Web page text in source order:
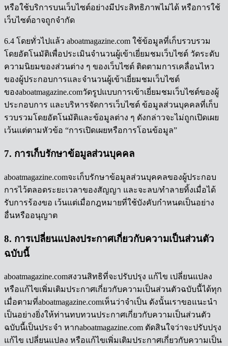
หรือใช้บริการบนเว็บไซต์อย่างมีประสิทธิภาพไม่ได้ หรือการใช้
เว็บไซต์อาจถูกจำกัด
6.4 โดยทั่วไปแล้ว aboatmagazine.com ใช้ข้อมูลที่เก็บรวบรวม
โดยอัตโนมัติเพื่อประเมินจำนวนผู้เข้าเยี่ยมชมเว็บไซต์ วัดระดับ
ความนิยมของส่วนต่าง ๆ ของเว็บไซต์ ติดตามการเคลื่อนไหว
ของผู้ประกอบการและจำนวนผู้เข้าเยี่ยมชมเว็บไซต์
ของaboatmagazine.comวัดรูปแบบการเข้าเยี่ยมชมเว็บไซต์ของผู้
ประกอบการ และบริหารจัดการเว็บไซต์ ข้อมูลส่วนบุคคลที่เก็บ
รวบรวมโดยอัตโนมัติและข้อมูลต่าง ๆ ดังกล่าวจะไม่ถูกเปิดเผย
เว้นแต่ตามหัวข้อ “การเปิดเผยหรือการโอนข้อมูล”
7. การเก็บรักษาข้อมูลส่วนบุคคล
aboatmagazine.comจะเก็บรักษาข้อมูลส่วนบุคคลของผู้ประกอบ
การไว้ตลอดระยะเวลาของสัญญา และจะลบ/ทำลายทิ้งเมื่อได้
รับการร้องขอ เว้นแต่เมื่อกฎหมายที่ใช้บังคับกำหนดเป็นอย่าง
อื่นหรืออนุญาต
8. การเปลี่ยนแปลงประกาศเกี่ยวกับความเป็นส่วนตัว
ฉบับนี้
aboatmagazine.comสงวนสิทธิที่จะปรับปรุง แก้ไข เปลี่ยนแปลง
หรือแก้ไขเพิ่มเติมประกาศเกี่ยวกับความเป็นส่วนตัวฉบับนี้ได้ทุก
เมื่อตามที่aboatmagazine.comเห็นว่าจำเป็น ดังนั้นเราขอแนะนำ
เป็นอย่างยิ่งให้ท่านทบทวนประกาศเกี่ยวกับความเป็นส่วนตัว
ฉบับนี้เป็นประจำ หากaboatmagazine.com ตัดสินใจว่าจะปรับปรุง
แก้ไข เปลี่ยนแปลง หรือแก้ไขเพิ่มเติมประกาศเกี่ยวกับความเป็น